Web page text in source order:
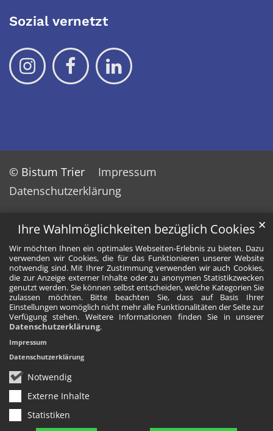
Ihre Wahlmöglichkeiten bezüglich Cookies
Wir möchten Ihnen ein optimales Webseiten-Erlebnis zu bieten. Dazu
verwenden wir Cookies, die für das Funktionieren unserer Website
notwendig sind. Mit Ihrer Zustimmung verwenden wir auch Cookies,
die zur Anzeige externer Inhalte oder zu anonymen Statistikzwecken
genutzt werden. Sie können selbst entscheiden, welche Kategorien Sie
zulassen möchten. Bitte beachten Sie, dass auf Basis Ihrer
Einstellungen womöglich nicht mehr alle Funktionalitäten der Seite zur
Verfügung stehen. Weitere Informationen finden Sie in unserer
Datenschutzerklärung.
Notwendig
Externe Inhalte
Statistiken
✕
Impressum
Datenschutzerklärung
Sozial vernetzt
© Bistum Trier
Impressum
Datenschutzerklärung